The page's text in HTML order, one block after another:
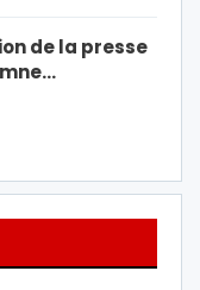
de la presse